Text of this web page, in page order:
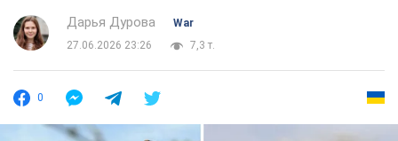
Дарья Дурова
War
27.06.2026 23:26
7,3 т.
0